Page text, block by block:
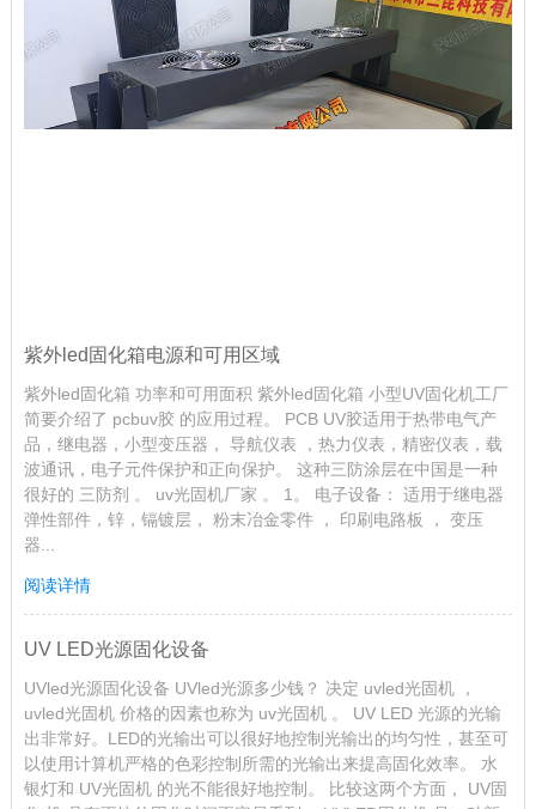
紫外led固化箱电源和可用区域
紫外led固化箱 功率和可用面积 紫外led固化箱 小型UV固化机工厂
简要介绍了 pcbuv胶 的应用过程。 PCB UV胶适用于热带电气产
品，继电器，小型变压器， 导航仪表 ，热力仪表，精密仪表，载
波通讯，电子元件保护和正向保护。 这种三防涂层在中国是一种
很好的 三防剂 。 uv光固机厂家 。 1。 电子设备： 适用于继电器
弹性部件，锌，镉镀层， 粉末冶金零件 ， 印刷电路板 ， 变压
器...
阅读详情